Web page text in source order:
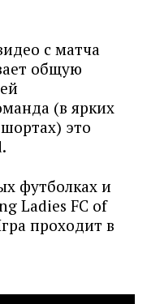
с матча
общую
(в ярких
это
футболках и
Ladies FC of
проходит в